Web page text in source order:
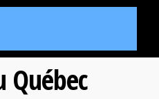
Québec